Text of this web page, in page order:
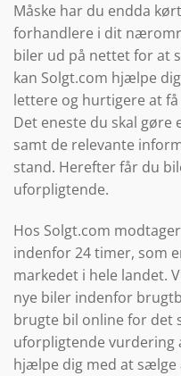
Måske har du endda
forhandlere i dit
biler ud på nettet for at
kan Solgt.com hjælpe
lettere og hurtigere at
Det eneste du skal
samt de relevante
stand. Herefter får du
uforpligtende.
Hos Solgt.com
indenfor 24 timer, som
markedet i hele landet.
nye biler indenfor
brugte bil online for det
uforpligtende vurdering
hjælpe dig med at